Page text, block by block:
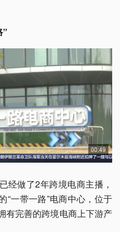
00:49
经做了2年跨境电商主播，
“一带一路”电商中心，位于
有完善的跨境电商上下游产